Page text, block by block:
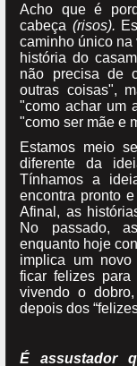
Acho que é
cabeça (risos).
caminho único na
história do
não precisa de
outras coisas",
"como achar um
"como ser mãe e
Estamos meio
diferente da
Tínhamos a
encontra pronto
Afinal, as
No passado,
enquanto hoje
implica um novo
ficar felizes
vivendo o
depois dos
É assustador